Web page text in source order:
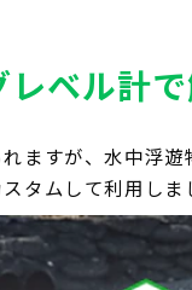
ベル計
ますが、水中浮
タムして利用しま